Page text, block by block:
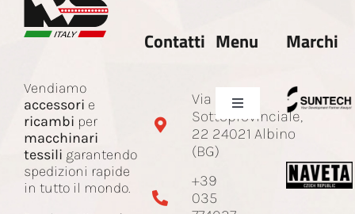
Vendiamo
accessori e
ricambi per
macchinari
tessili garantendo
spedizioni rapide
in tutto il mondo.
Contatti
Via
Sottoprovinciale,
22 24021 Albino
(BG)
+39
035
Menu
Toggle
Navigation
Azienda
Ricambi e accessori
Marchi